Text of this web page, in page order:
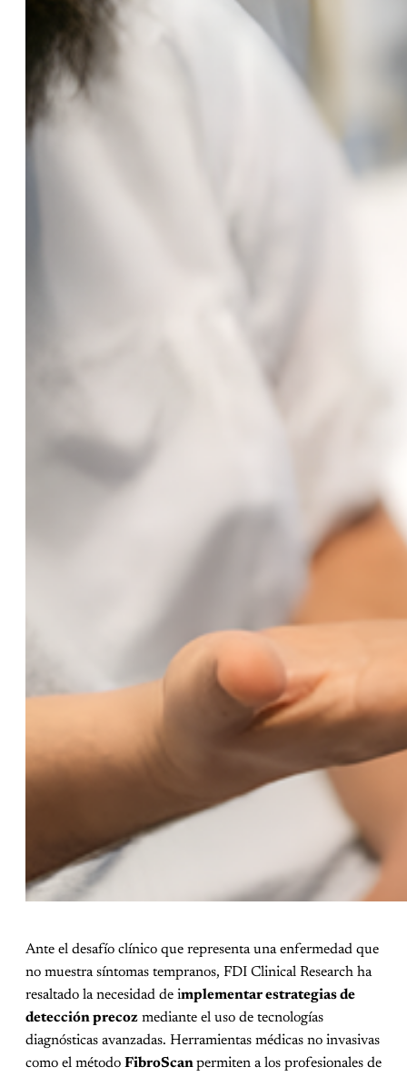
Ante el desafío clínico que representa una enfermedad que
no muestra síntomas tempranos, FDI Clinical Research ha
resaltado la necesidad de implementar estrategias de
detección precoz mediante el uso de tecnologías
diagnósticas avanzadas. Herramientas médicas no invasivas
como el método FibroScanpermiten a los profesionales de